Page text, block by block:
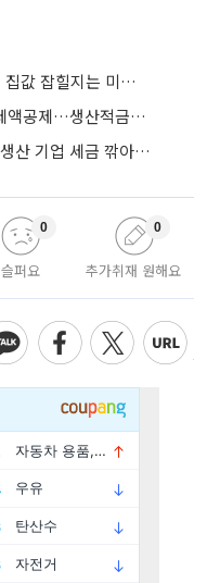
“부동산 세제 큰 틀엔 공감⋯서울 집값 잡힐지는 미지수”
반도체·이차전지 국내 생산하면 세액공제…생산적금융 ISA 신설
태양광ㆍ반도체 전략품목⋯국내 생산 기업 세금 깎아준다
슬퍼요
0
추가취재 원해요
0